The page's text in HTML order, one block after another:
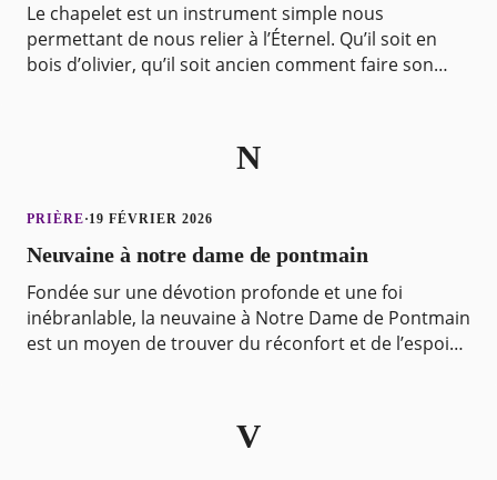
Le chapelet est un instrument simple nous
permettant de nous relier à l’Éternel. Qu’il soit en
bois d’olivier, qu’il soit ancien comment faire son
N
PRIÈRE·19 FÉVRIER 2026
Neuvaine à notre dame de pontmain
Fondée sur une dévotion profonde et une foi
inébranlable, la neuvaine à Notre Dame de Pontmain
est un moyen de trouver du réconfort et de l’espoir
V